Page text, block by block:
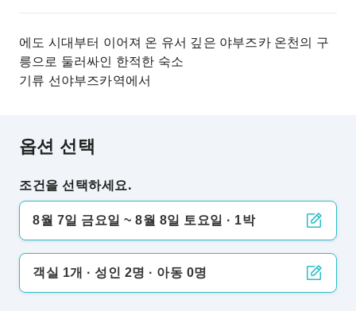
에도 시대부터 이어져 온 유서 깊은 야부즈카 온천의 구
릉으로 둘러싸인 한적한 숙소
기류 선야부즈카역에서
옵션 선택
조건을 선택하세요.
8월 7일 금요일 ~ 8월 8일 토요일 · 1박
객실 1개 · 성인 2명 · 아동 0명